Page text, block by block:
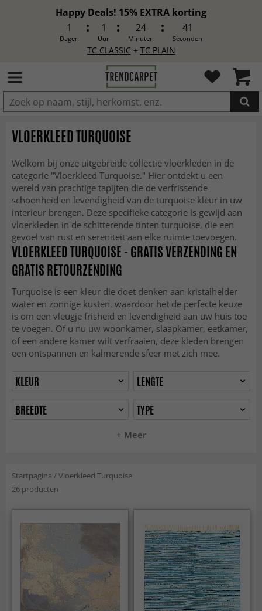
Happy Deals! 15% EXTRA korting
1
Dagen
1
Uur
24
Minuten
39
Seconden
TC CLASSIC + TC PLAIN
IN DE WINKELWAGEN GELEGD
VLOERKLEED TURQUOISE
Welkom bij onze uitgebreide collectie vloerkleden in de
categorie "Vloerkleed Turquoise." Hier ontdekt u een
wereld van prachtige tapijten die de verfrissende
schoonheid en levendigheid van de turquoise kleur in uw
interieur brengen. Deze specifieke categorie is gewijd aan
vloerkleden in de schitterende tinten turquoise, die een
gevoel van rust en sereniteit aan elke ruimte toevoegen.
VLOERKLEED TURQUOISE - GRATIS VERZENDING EN
GRATIS RETOURZENDING
Turquoise is een kleur die doet denken aan kristalhelder
water en zonnige kusten, waardoor het de perfecte keuze
is om een vleugje frisheid en levendigheid aan uw huis toe
te voegen. Of u nu uw woonkamer, slaapkamer, eetkamer,
of een andere kamer wilt verfraaien, deze kleden brengen
een ontspannen en kalmerende sfeer met zich mee.
+ Meer
KLEUR
LENGTE
BREEDTE
TYPE
Startpagina /Vloerkleed Turquoise
26 producten